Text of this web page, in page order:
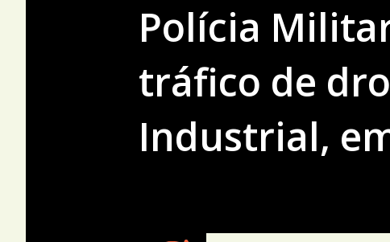
Polícia
tráfico de
Industrial,